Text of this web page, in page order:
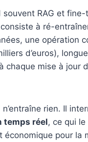
souvent RAG et fine-
à ré-
une opération
d’euros),
chaque mise à jour
n’entraîne rien. Il
temps réel, ce qui
économique pour la